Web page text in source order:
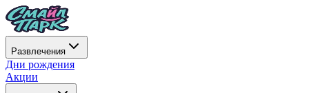
Развлечения
Дни рождения
Акции